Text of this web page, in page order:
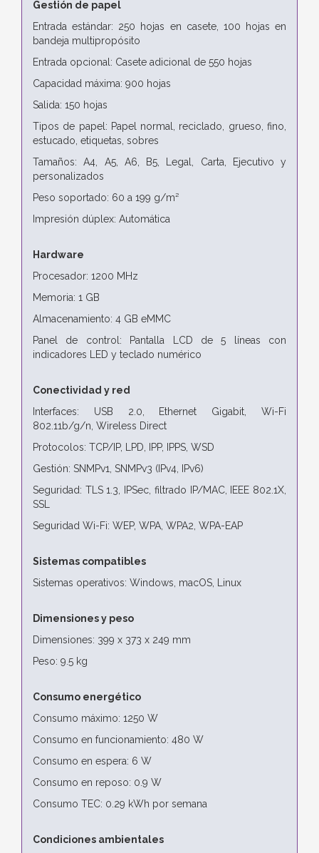
Gestión de papel
Entrada estándar: 250 hojas en casete, 100 hojas en
bandeja multipropósito
Entrada opcional: Casete adicional de 550 hojas
Capacidad máxima: 900 hojas
Salida: 150 hojas
Tipos de papel: Papel normal, reciclado, grueso, fino,
estucado, etiquetas, sobres
Tamaños: A4, A5, A6, B5, Legal, Carta, Ejecutivo y
personalizados
Peso soportado: 60 a 199 g/m²
Impresión dúplex: Automática
Hardware
Procesador: 1200 MHz
Memoria: 1 GB
Almacenamiento: 4 GB eMMC
Panel de control: Pantalla LCD de 5 líneas con
indicadores LED y teclado numérico
Conectividad y red
Interfaces: USB 2.0, Ethernet Gigabit, Wi-Fi
802.11b/g/n, Wireless Direct
Protocolos: TCP/IP, LPD, IPP, IPPS, WSD
Gestión: SNMPv1, SNMPv3 (IPv4, IPv6)
Seguridad: TLS 1.3, IPSec, filtrado IP/MAC, IEEE 802.1X,
SSL
Seguridad Wi-Fi: WEP, WPA, WPA2, WPA-EAP
Sistemas compatibles
Sistemas operativos: Windows, macOS, Linux
Dimensiones y peso
Dimensiones: 399 x 373 x 249 mm
Peso: 9.5 kg
Consumo energético
Consumo máximo: 1250 W
Consumo en funcionamiento: 480 W
Consumo en espera: 6 W
Consumo en reposo: 0.9 W
Consumo TEC: 0.29 kWh por semana
Condiciones ambientales